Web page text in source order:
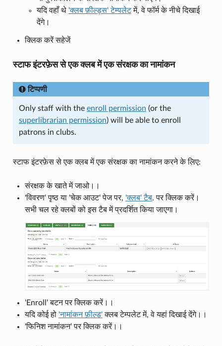
यदि वहाँ थे 'क्लब फ़ील्ड्स' टेम्पलेटमें, वे फॉर्म के नीचे दिखाई
देंगे।
क्लिक करें सहेजें
स्टाफ इंटरफ़ेस से एक क्लब में एक संरक्षक का नामांकन
टिप्पणी
Only staff with the enroll permission (or the
superlibrarian permission) will be able to enroll
patrons in clubs.
स्टाफ इंटरफ़ेस से एक क्लब में एक संरक्षक का नामांकन करने के लिए:
संरक्षक के खाते में जाओ।।
'विवरण' पृष्ठ या 'चेक आउट' पेज पर, 'क्लब' टैब. पर क्लिक करें।
सभी चल रहे क्लबों को इस टैब में प्रदर्शित किया जाएगा।
'Enroll' बटन पर क्लिक करें।।
यदि कोई हो 'नामांकन फ़ील्ड'क्लब टेम्पलेट में, वे यहां दिखाई देंगे।।
'फिनिश नामांकन' पर क्लिक करें।।